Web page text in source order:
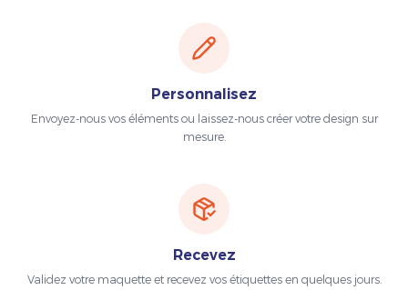
Personnalisez
Envoyez-nous vos éléments ou laissez-nous créer votre design sur
mesure.
Recevez
Validez votre maquette et recevez vos étiquettes en quelques jours.